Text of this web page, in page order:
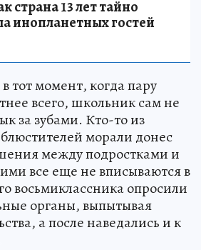
страна 13 лет тайно
инопланетных гостей
тот момент, когда пару
всего, школьник сам не
за зубами. Кто-то из
морали донес
между подростками и
все еще не вписываются в
восьмиклассника опросили
органы, выпытывая
а после наведались и к